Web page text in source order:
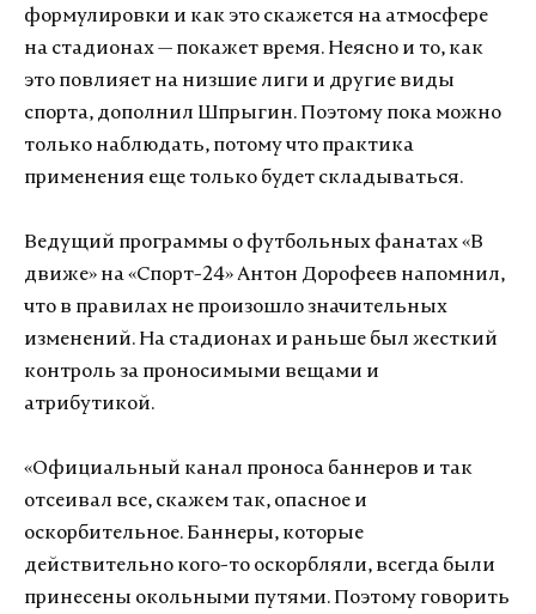
формулировки и как это скажется на атмосфере
на стадионах — покажет время. Неясно и то, как
это повлияет на низшие лиги и другие виды
спорта, дополнил Шпрыгин. Поэтому пока можно
только наблюдать, потому что практика
применения еще только будет складываться.
Ведущий программы о футбольных фанатах «В
движе» на «Спорт-24» Антон Дорофеев напомнил,
что в правилах не произошло значительных
изменений. На стадионах и раньше был жесткий
контроль за проносимыми вещами и
атрибутикой.
«Официальный канал проноса баннеров и так
отсеивал все, скажем так, опасное и
оскорбительное. Баннеры, которые
действительно кого-то оскорбляли, всегда были
принесены окольными путями. Поэтому говорить